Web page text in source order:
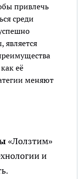
привлечь
среди
её
меняют
«Лолзтим»
и